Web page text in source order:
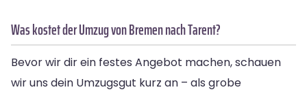
Was kostet der Umzug von Bremen nach Tarent?
Bevor wir dir ein festes Angebot machen, schauen
wir uns dein Umzugsgut kurz an – als grobe